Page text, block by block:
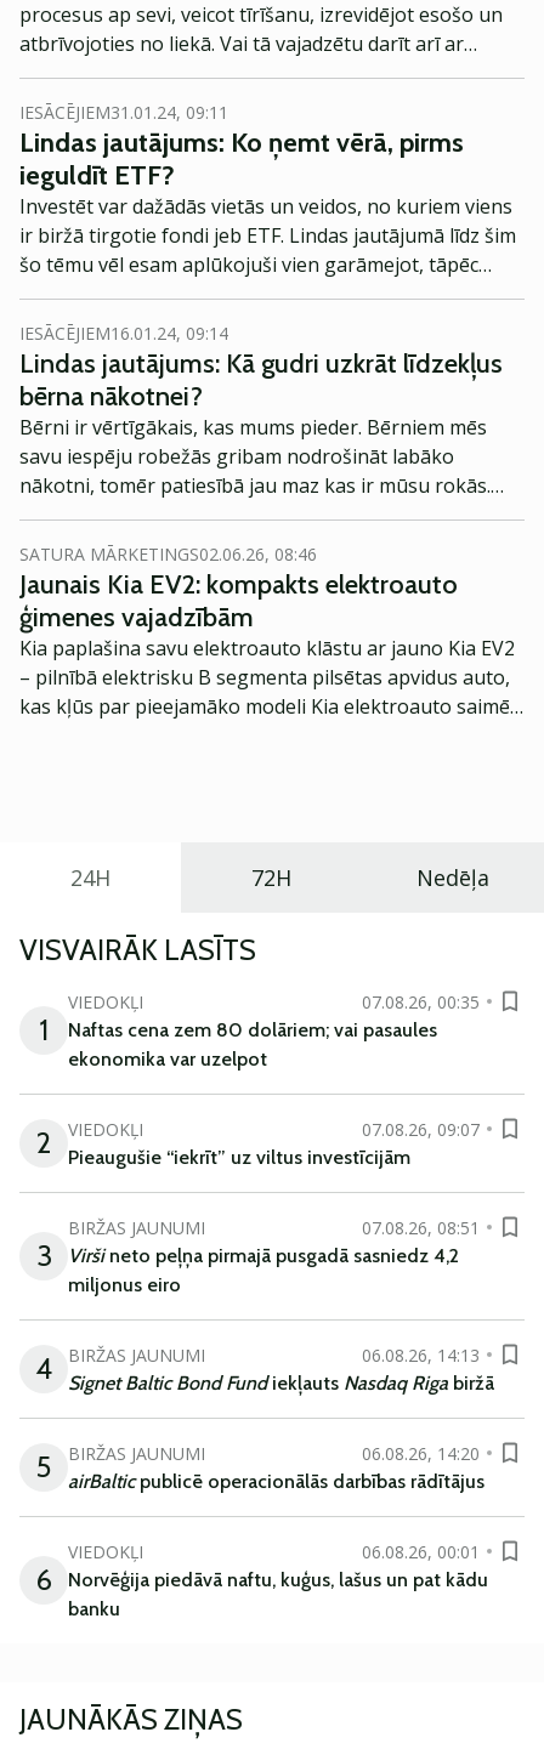
procesus ap sevi, veicot tīrīšanu, izrevidējot esošo un
atbrīvojoties no liekā. Vai tā vajadzētu darīt arī ar
investīciju portfeli? Un kā veikt tā ģenerāltīrīšanu?
IESĀCĒJIEM31.01.24, 09:11
Lindas jautājums: Ko ņemt vērā, pirms
ieguldīt ETF?
Investēt var dažādās vietās un veidos, no kuriem viens
ir biržā tirgotie fondi jeb ETF. Lindas jautājumā līdz šim
šo tēmu vēl esam aplūkojuši vien garāmejot, tāpēc
šoreiz aicinu te uzkavēties un noskaidrot, kas jāņem
vērā, ieguldot ETF!
IESĀCĒJIEM16.01.24, 09:14
Lindas jautājums: Kā gudri uzkrāt līdzekļus
bērna nākotnei?
Bērni ir vērtīgākais, kas mums pieder. Bērniem mēs
savu iespēju robežās gribam nodrošināt labāko
nākotni, tomēr patiesībā jau maz kas ir mūsu rokās.
Par vienu gan mēs varam (un vajag!) parūpēties – tas ir
starta kapitāls studijām un patstāvīgas dzīves
uzsākšanai, tomēr - kā veiksmīgāk uzkrāt un kādus
rīkus šiem mērķiem izmantot?
SATURA MĀRKETINGS02.06.26, 08:46
Jaunais Kia EV2: kompakts elektroauto
ģimenes vajadzībām
Kia paplašina savu elektroauto klāstu ar jauno Kia EV2
– pilnībā elektrisku B segmenta pilsētas apvidus auto,
kas kļūs par pieejamāko modeli Kia elektroauto saimē
24H 72H Nedēļa
VISVAIRĀK LASĪTS
1
VIEDOKĻI
07.08.26, 00:35
Naftas cena zem 80 dolāriem; vai pasaules
ekonomika var uzelpot
2 VIEDOKĻI
07.08.26, 09:07
Pieaugušie “iekrīt” uz viltus investīcijām
3
BIRŽAS JAUNUMI
07.08.26, 08:51
Viršineto peļņa pirmajā pusgadā sasniedz 4,2
miljonus eiro
4 BIRŽAS JAUNUMI
06.08.26, 14:13
Signet Baltic Bond Fundiekļauts Nasdaq Riga biržā
5 BIRŽAS JAUNUMI
06.08.26, 14:20
airBalticpublicē operacionālās darbības rādītājus
6
VIEDOKĻI
06.08.26, 00:01
Norvēģija piedāvā naftu, kuģus, lašus un pat kādu
banku
JAUNĀKĀS ZIŅAS